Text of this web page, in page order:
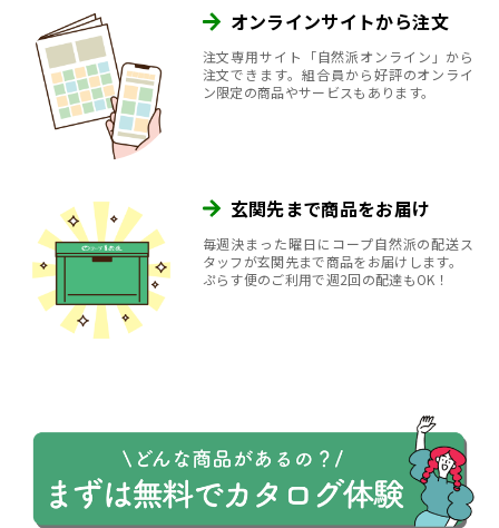
オンラインサイトから注文
注文専用サイト「自然派オンライン」から
注文できます。組合員から好評のオンライ
ン限定の商品やサービスもあります。
玄関先まで商品をお届け
毎週決まった曜日にコープ自然派の配送ス
タッフが玄関先まで商品をお届けします。
ぷらす便のご利用で週2回の配達もOK！